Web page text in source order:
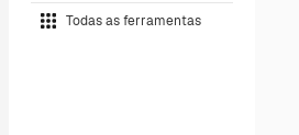
Todas as ferramentas